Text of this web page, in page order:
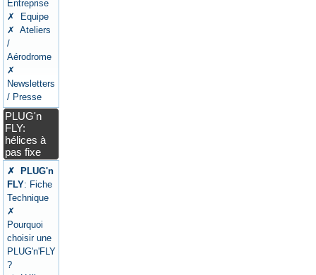
Entreprise
✗ Equipe
✗ Ateliers
/
Aérodrome
✗
Newsletters
/ Presse
PLUG'n
FLY:
hélices à
pas fixe
✗ PLUG'n
FLY: Fiche
Technique
✗
Pourquoi
choisir une
PLUG'n'FLY
?